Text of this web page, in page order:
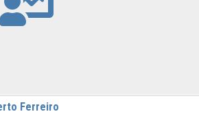
Ferreiro